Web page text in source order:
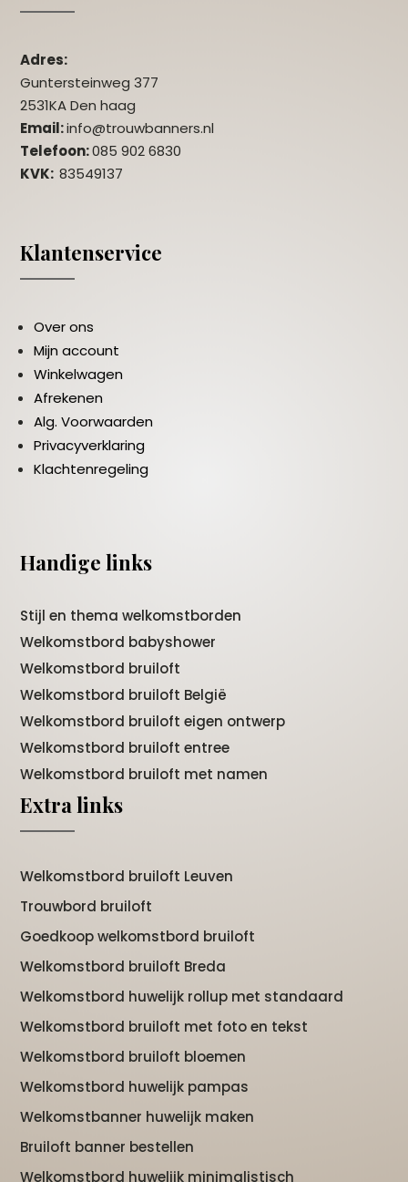
Adres:
Guntersteinweg 377
2531KA Den haag
Email:info@trouwbanners.nl
Telefoon:085 902 6830
KVK:83549137
Klantenservice
Over ons
Mijn account
Winkelwagen
Afrekenen
Alg. Voorwaarden
Privacyverklaring
Klachtenregeling
Handige links
Stijl en thema welkomstborden
Welkomstbord babyshower
Welkomstbord bruiloft
Welkomstbord bruiloft België
Welkomstbord bruiloft eigen ontwerp
Welkomstbord bruiloft entree
Welkomstbord bruiloft met namen
Extra links
Welkomstbord bruiloft Leuven
Trouwbord bruiloft
Goedkoop welkomstbord bruiloft
Welkomstbord bruiloft Breda
Welkomstbord huwelijk rollup met standaard
Welkomstbord bruiloft met foto en tekst
Welkomstbord bruiloft bloemen
Welkomstbord huwelijk pampas
Welkomstbanner huwelijk maken
Bruiloft banner bestellen
Welkomstbord huwelijk minimalistisch